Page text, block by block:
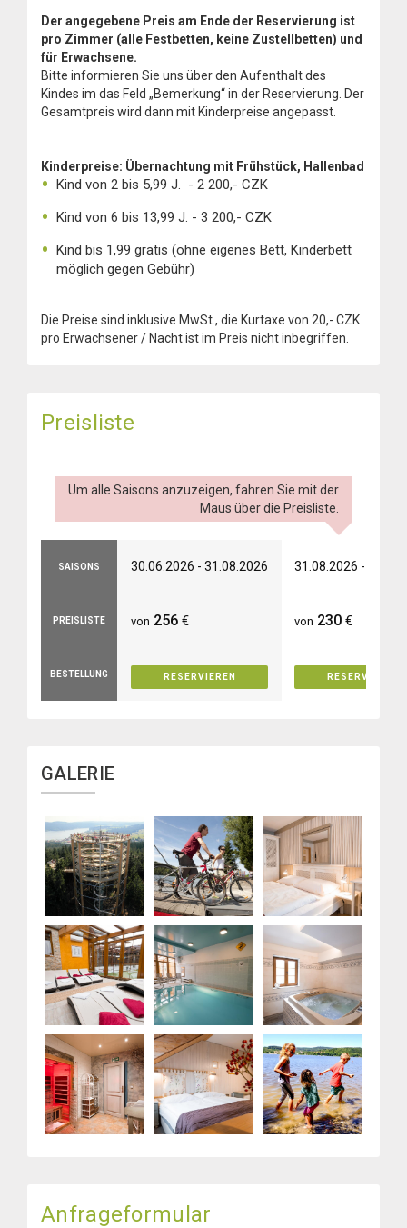
Der angegebene Preis am Ende der Reservierung ist
pro Zimmer (alle Festbetten, keine Zustellbetten) und
für Erwachsene.
Bitte informieren Sie uns über den Aufenthalt des
Kindes im das Feld „Bemerkung“ in der Reservierung. Der
Gesamtpreis wird dann mit Kinderpreise angepasst.
Kinderpreise: Übernachtung mit Frühstück, Hallenbad
Kind von 2 bis 5,99 J. - 2 200,- CZK
Kind von 6 bis 13,99 J. - 3 200,- CZK
Kind bis 1,99 gratis (ohne eigenes Bett, Kinderbett
möglich gegen Gebühr)
Die Preise sind inklusive MwSt., die Kurtaxe von 20,- CZK
pro Erwachsener / Nacht ist im Preis nicht inbegriffen .
Preisliste
Um alle Saisons anzuzeigen, fahren Sie mit der
Maus über die Preisliste.
SAISONS
PREISLISTE
BESTELLUNG
30.06.2026 - 31.08.2026
von 256 €
RESERVIEREN
31.08.2026 -
von 230 €
RESERVIEREN
GALERIE
Anfrageformular